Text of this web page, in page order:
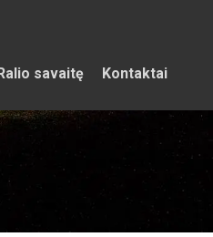
savaitę Kontaktai